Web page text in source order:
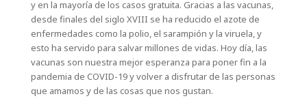
y en la mayoría de los casos gratuita. Gracias a las vacunas,
desde finales del siglo XVIII se ha reducido el azote de
enfermedades como la polio, el sarampión y la viruela, y
esto ha servido para salvar millones de vidas. Hoy día, las
vacunas son nuestra mejor esperanza para poner fin a la
pandemia de COVID-19 y volver a disfrutar de las personas
que amamos y de las cosas que nos gustan.